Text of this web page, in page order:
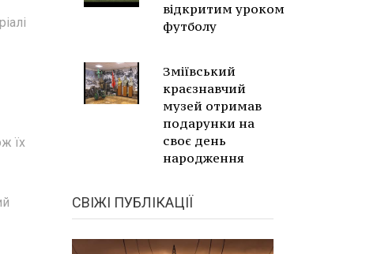
їх
відкритим уроком
футболу
Зміївський
краєзнавчий
музей отримав
подарунки на
своє день
народження
СВІЖІ ПУБЛІКАЦІЇ